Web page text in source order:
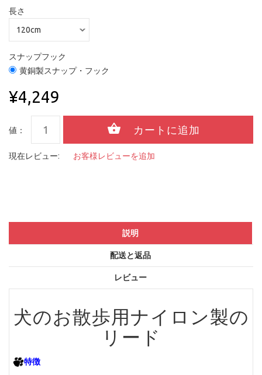
長さ
スナップフック
黄銅製スナップ・フック
¥4,249
値：
現在レビュー: お客様レビューを追加
説明
配送と返品
レビュー
犬のお散歩用ナイロン製の
リード
特徴